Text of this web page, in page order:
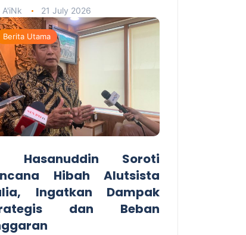
A'iNk 21 July 2026
Berita Utama
Hasanuddin Soroti
Hibah Alutsista
Ingatkan Dampak
dan Beban